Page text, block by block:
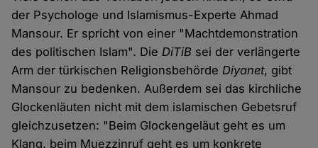
der Psychologe und Islamismus-Experte Ahmad
Mansour. Er spricht von einer "Machtdemonstration
des politischen Islam". DieDiTiB sei der verlängerte
Arm der türkischen ReligionsbehördeDiyanet, gibt
Mansour zu bedenken. Außerdem sei das kirchliche
Glockenläuten nicht mit dem islamischen Gebetsruf
gleichzusetzen: "Beim Glockengeläut geht es um
Klang, beim Muezzinruf geht es um konkrete